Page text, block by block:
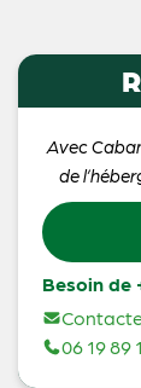
Avec
de
Besoin de
06 19 89